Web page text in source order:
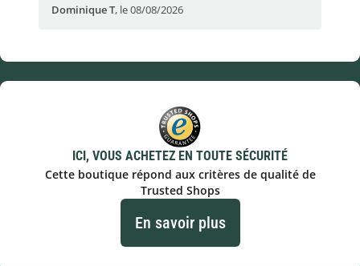
Dominique T, le 08/08/2026
ICI, VOUS ACHETEZ EN TOUTE SÉCURITÉ
Cette boutique répond aux critères de qualité de
Trusted Shops
En savoir plus